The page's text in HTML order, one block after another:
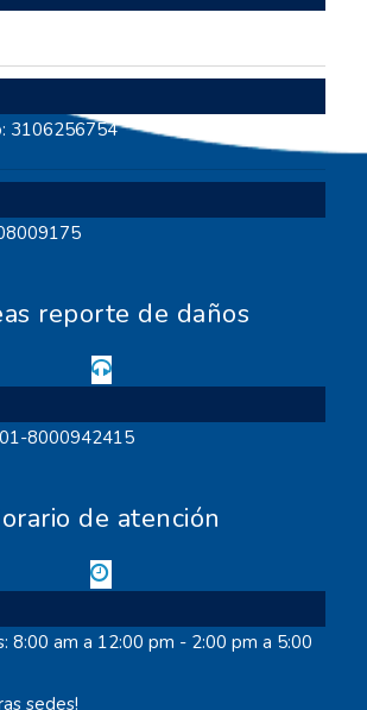
3106256754
reporte de daños
8000942415
de atención
8:00 am a 12:00 pm - 2:00 pm a 5:00
sedes!